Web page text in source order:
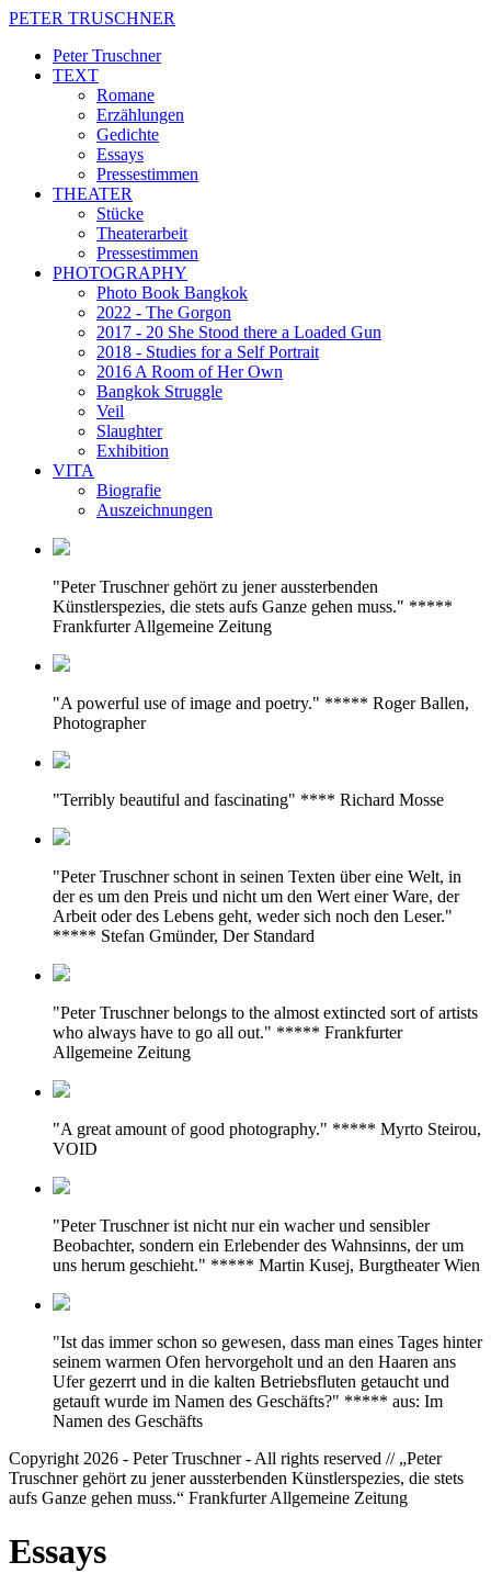
PETER TRUSCHNER
Peter Truschner
TEXT
Romane
Erzählungen
Gedichte
Essays
Pressestimmen
THEATER
Stücke
Theaterarbeit
Pressestimmen
PHOTOGRAPHY
Photo Book Bangkok
2022 - The Gorgon
2017 - 20 She Stood there a Loaded Gun
2018 - Studies for a Self Portrait
2016 A Room of Her Own
Bangkok Struggle
Veil
Slaughter
Exhibition
VITA
Biografie
Auszeichnungen
"Peter Truschner gehört zu jener aussterbenden
Künstlerspezies, die stets aufs Ganze gehen muss." *****
Frankfurter Allgemeine Zeitung
"A powerful use of image and poetry." ***** Roger Ballen,
Photographer
"Terribly beautiful and fascinating" **** Richard Mosse
"Peter Truschner schont in seinen Texten über eine Welt, in
der es um den Preis und nicht um den Wert einer Ware, der
Arbeit oder des Lebens geht, weder sich noch den Leser."
***** Stefan Gmünder, Der Standard
"Peter Truschner belongs to the almost extincted sort of artists
who always have to go all out." ***** Frankfurter
Allgemeine Zeitung
"A great amount of good photography." ***** Myrto Steirou,
VOID
"Peter Truschner ist nicht nur ein wacher und sensibler
Beobachter, sondern ein Erlebender des Wahnsinns, der um
uns herum geschieht." ***** Martin Kusej, Burgtheater Wien
"Ist das immer schon so gewesen, dass man eines Tages hinter
seinem warmen Ofen hervorgeholt und an den Haaren ans
Ufer gezerrt und in die kalten Betriebsfluten getaucht und
getauft wurde im Namen des Geschäfts?" ***** aus: Im
Namen des Geschäfts
Copyright 2026 - Peter Truschner - All rights reserved // „Peter
Truschner gehört zu jener aussterbenden Künstlerspezies, die stets
aufs Ganze gehen muss.“ Frankfurter Allgemeine Zeitung
Essays